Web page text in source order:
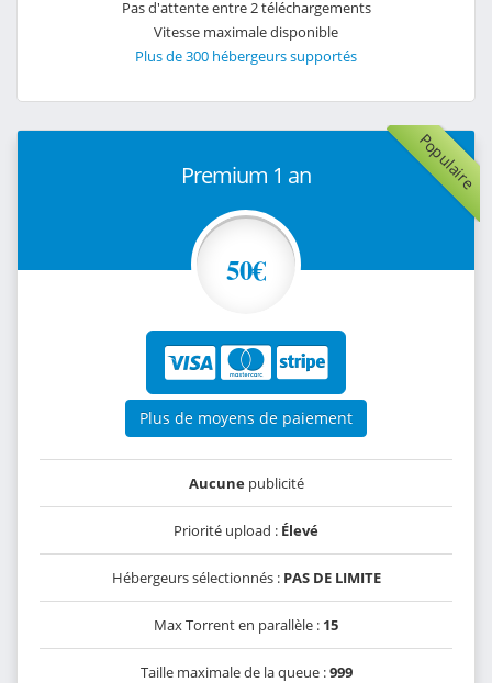
Pas d'attente entre 2 téléchargements
Vitesse maximale disponible
Plus de 300 hébergeurs supportés
Populaire
Premium 1 an
50€
Plus de moyens de paiement
Aucunepublicité
Priorité upload : Élevé
Hébergeurs sélectionnés : PAS DE LIMITE
Max Torrent en parallèle : 15
Taille maximale de la queue :999